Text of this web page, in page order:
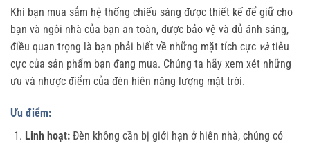
Khi bạn mua sắm hệ thống chiếu sáng được thiết kế để giữ cho
bạn và ngôi nhà của bạn an toàn, được bảo vệ và đủ ánh sáng,
điều quan trọng là bạn phải biết về những mặt tích cực vàtiêu
cực của sản phẩm bạn đang mua. Chúng ta hãy xem xét những
ưu và nhược điểm của đèn hiên năng lượng mặt trời.
Ưu điểm:
Linh hoạt:Đèn không cần bị giới hạn ở hiên nhà, chúng có